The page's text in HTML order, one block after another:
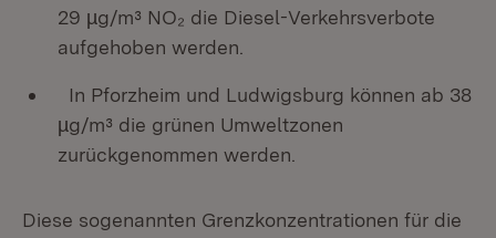
29 µg/m³ NO₂ die Diesel-Verkehrsverbote
aufgehoben werden.
In Pforzheim und Ludwigsburg können ab 38
µg/m³ die grünen Umweltzonen
zurückgenommen werden.
Diese sogenannten Grenzkonzentrationen für die